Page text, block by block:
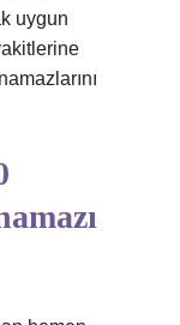
uygun